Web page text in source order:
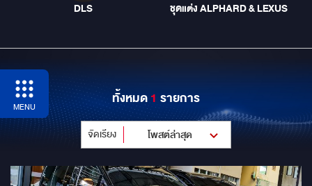
DLS ชุดแต่ง ALPHARD & LEXUS
MENU ทั้งหมด1 รายการ
จัดเรียง โพสต์ล่าสุด